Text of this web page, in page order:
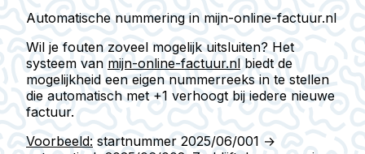
Automatische nummering in mijn-online-factuur.nl
Wil je fouten zoveel mogelijk uitsluiten? Het
systeem van mijn-online-factuur.nl biedt de
mogelijkheid een eigen nummerreeks in te stellen
die automatisch met +1 verhoogt bij iedere nieuwe
factuur.
Voorbeeld: startnummer 2025/06/001 →